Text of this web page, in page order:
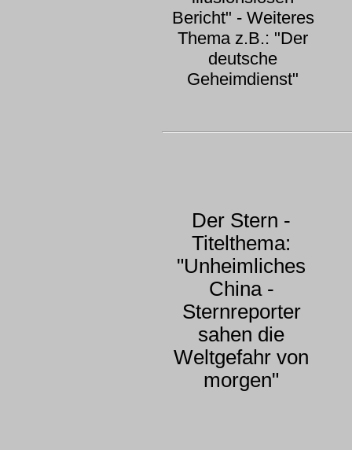
Bericht" - Weiteres
Thema z.B.: "Der
deutsche
Geheimdienst"
Der Stern -
Titelthema:
"Unheimliches
China -
Sternreporter
sahen die
Weltgefahr von
morgen"